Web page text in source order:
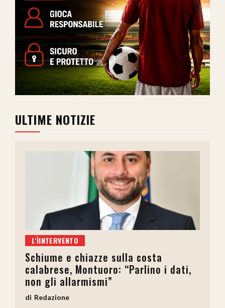
ULTIME NOTIZIE
L'ÌINTERVENTO
Schiume e chiazze sulla costa
calabrese, Montuoro: “Parlino i dati,
non gli allarmismi”
Redazione